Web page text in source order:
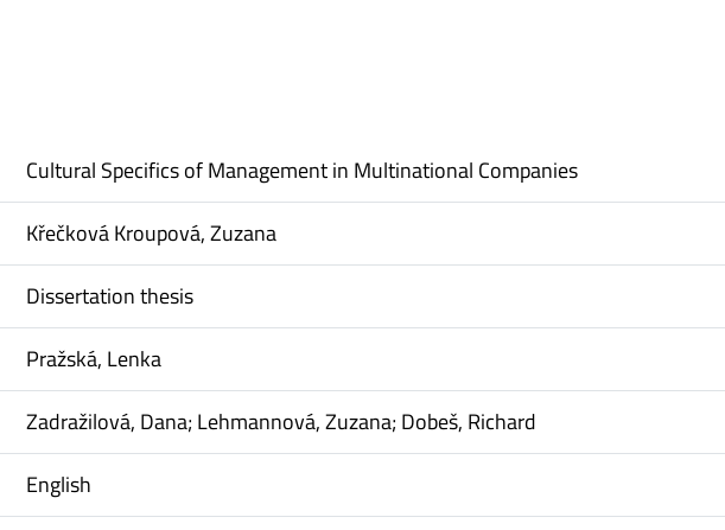
Cultural Specifics of Management in Multinational Companies
Křečková Kroupová, Zuzana
Dissertation thesis
Pražská, Lenka
Zadražilová, Dana; Lehmannová, Zuzana; Dobeš, Richard
English